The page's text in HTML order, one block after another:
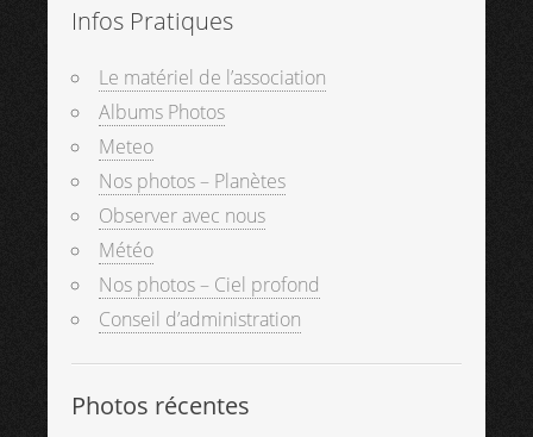
Infos Pratiques
Le matériel de l’association
Albums Photos
Meteo
Nos photos – Planètes
Observer avec nous
Météo
Nos photos – Ciel profond
Conseil d’administration
Photos récentes